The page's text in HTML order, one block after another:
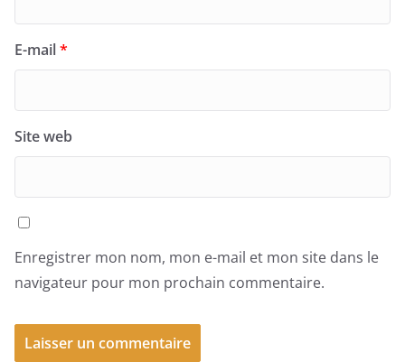
E-mail*
Site web
Enregistrer mon nom, mon e-mail et mon site dans le
navigateur pour mon prochain commentaire.